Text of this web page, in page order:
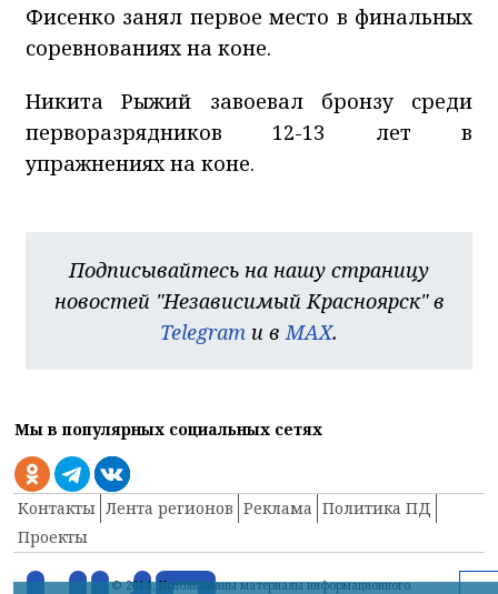
Фисенко занял первое место в финальных
соревнованиях на коне.
Никита Рыжий завоевал бронзу среди
перворазрядников 12-13 лет в
упражнениях на коне.
Подписывайтесь на нашу страницу
новостей "Независимый Красноярск" в
Telegram и в MAX.
Мы в популярных социальных сетях
Контакты Лента регионов Реклама Политика ПД
Проекты
© 2014, Использованы материалы информационного